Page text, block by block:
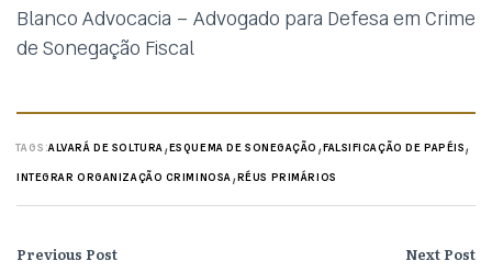
Blanco Advocacia – Advogado para Defesa em Crime
de Sonegação Fiscal
TAGS:ALVARÁ DE SOLTURA,ESQUEMA DE SONEGAÇÃO ,FALSIFICAÇÃO DE PAPÉIS,
INTEGRAR ORGANIZAÇÃO CRIMINOSA,RÉUS PRIMÁRIOS
Previous Post Next Post